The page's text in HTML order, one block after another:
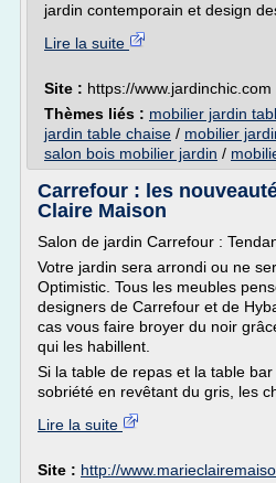
jardin contemporain et design
Lire la suite
Site : https://www.jardinchic.com
Thèmes liés : mobilier jardin
jardin table chaise / mobilier
salon bois mobilier jardin /
Carrefour : les
Claire Maison
Salon de jardin Carrefour :
Votre jardin sera arrondi ou ne
Optimistic. Tous les meubles
designers de Carrefour et de
cas vous faire broyer du noir
qui les habillent.
Si la table de repas et la table
sobriété en revêtant du gris, les
Lire la suite
Site : http://